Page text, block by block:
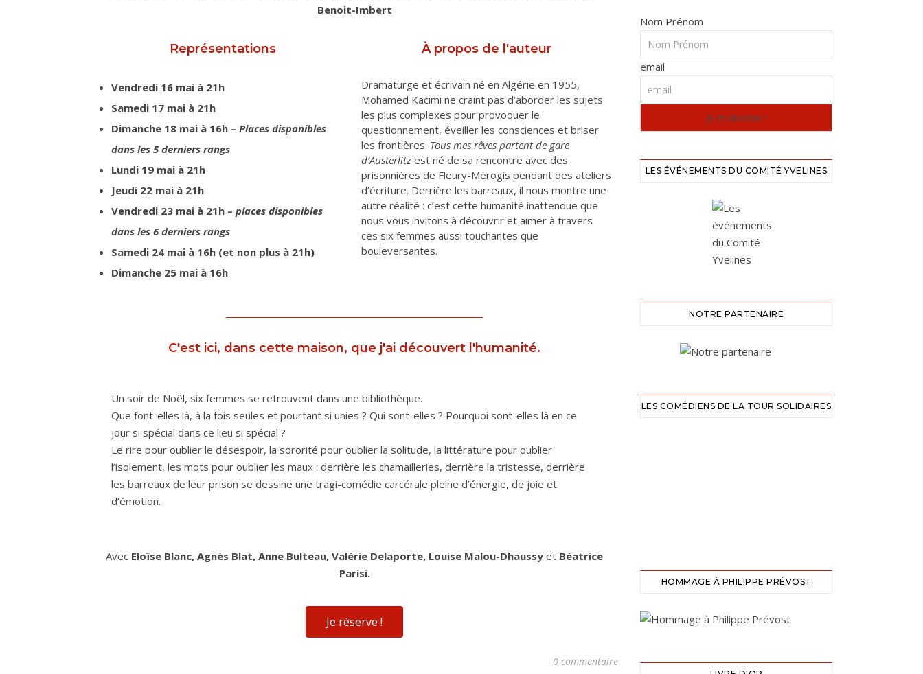
Vivez notre scène passion !
Benoit-Imbert
Représentations
Vendredi 16 mai à 21h
Samedi 17 mai à 21h
Dimanche 18 mai à 16h – Places disponibles
dans les 5 derniers rangs
Lundi 19 mai à 21h
Jeudi 22 mai à 21h
Vendredi 23 mai à 21h – places disponibles
dans les 6 derniers rangs
Samedi 24 mai à 16h (et non plus à 21h)
Dimanche 25 mai à 16h
À propos de l'auteur
Dramaturge et écrivain né en Algérie en 1955,
Mohamed Kacimi ne craint pas d’aborder les sujets
les plus complexes pour provoquer le
questionnement, éveiller les consciences et briser
les frontières. Tous mes rêves partent de gare
d’Austerlitz est né de sa rencontre avec des
prisonnières de Fleury-Mérogis pendant des ateliers
d’écriture. Derrière les barreaux, il nous montre une
autre réalité : c’est cette humanité inattendue que
nous vous invitons à découvrir et aimer à travers
ces six femmes aussi touchantes que
bouleversantes.
C'est ici, dans cette maison, que j'ai découvert l'humanité.
Un soir de Noël, six femmes se retrouvent dans une bibliothèque.
Que font-elles là, à la fois seules et pourtant si unies ? Qui sont-elles ? Pourquoi sont-elles là en ce
jour si spécial dans ce lieu si spécial ?
Le rire pour oublier le désespoir, la sororité pour oublier la solitude, la littérature pour oublier
l’isolement, les mots pour oublier les maux : derrière les chamailleries, derrière la tristesse, derrière
les barreaux de leur prison se dessine une tragi-comédie carcérale pleine d’énergie, de joie et
d’émotion.
Avec Eloïse Blanc, Agnès Blat, Anne Bulteau, Valérie Delaporte, Louise Malou-Dhaussy et Béatrice
Parisi.
Je réserve !
0 commentaire
Nom Prénom
email
LES ÉVÉNEMENTS DU COMITÉ YVELINES
NOTRE PARTENAIRE
LES COMÉDIENS DE LA TOUR SOLIDAIRES
HOMMAGE À PHILIPPE PRÉVOST